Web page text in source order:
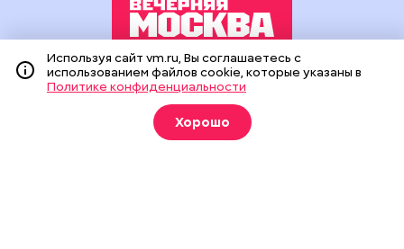
Издание создано при финансовой поддержке Департамента
средств массовой информации и рекламы города Москвы.
На сайте применяются рекомендательные технологии
(информационные технологии предоставления информации
на основе сбора, систематизации и анализа сведений,
Используя сайт vm.ru, Вы соглашаетесь с
использованием файлов cookie, которые указаны в
Политике конфиденциальности
Хорошо